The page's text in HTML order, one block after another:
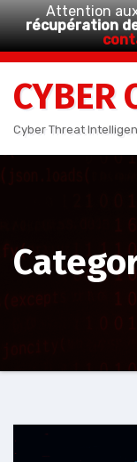
Attention
récupération
Aller
au
contenu
CYBER
Cyber Threat